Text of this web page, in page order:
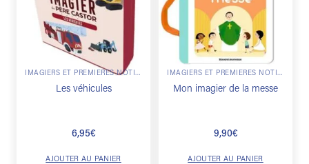
liste de
IMAGIERS ET PREMIÈRES NOTIONS
Les véhicules
6,95€
AJOUTER AU PANIER
liste de
IMAGIERS ET PREMIÈRES NOTIONS
Mon imagier de la messe
9,90€
AJOUTER AU PANIER